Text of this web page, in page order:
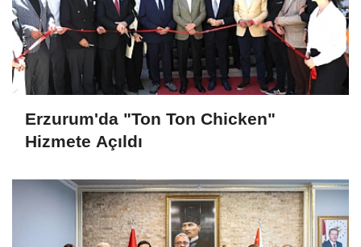
Erzurum'da "Ton Ton Chicken"
Hizmete Açıldı